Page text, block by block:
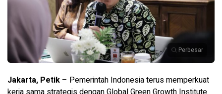
Perbesar
Jakarta, Petik – Pemerintah Indonesia terus memperkuat